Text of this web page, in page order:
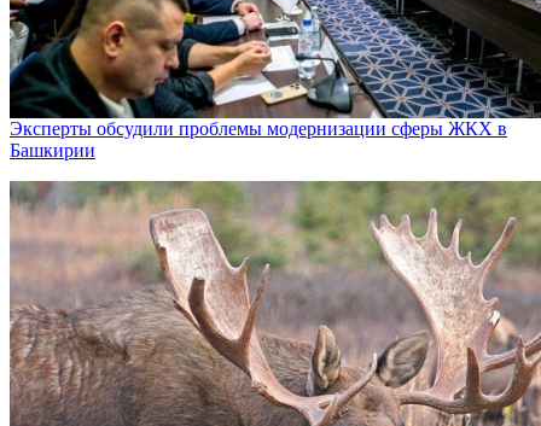
Эксперты обсудили проблемы модернизации сферы ЖКХ в
Башкирии